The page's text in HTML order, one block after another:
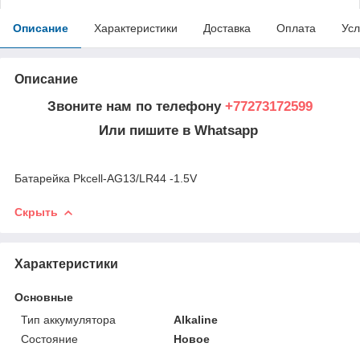
Описание Характеристики Доставка Оплата
Описание
Звоните нам по телефону +77273172599
Или пишите в Whatsapp
Батарейка Pkcell-AG13/LR44 -1.5V
Скрыть
Характеристики
Основные
Тип аккумулятора
Alkaline
Состояние
Новое